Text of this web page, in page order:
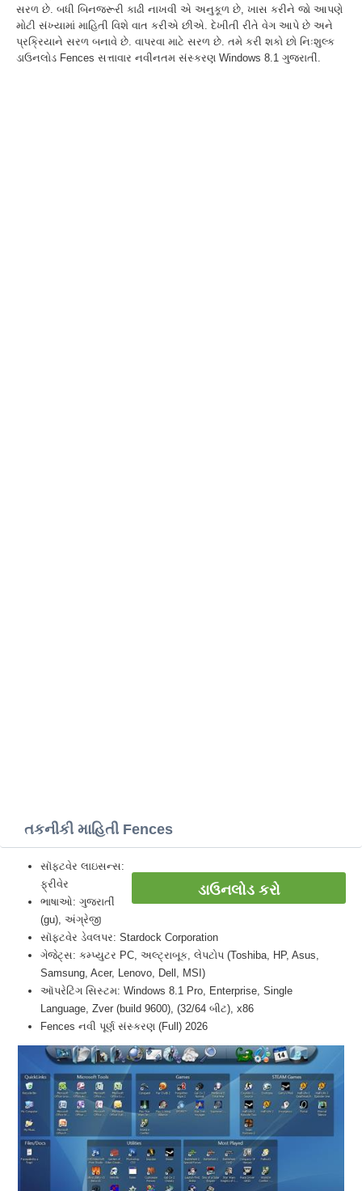
સરળ છે. બધી બિનજરૂરી કાઢી નાખવી એ અનુકૂળ છે, ખાસ કરીને જો આપણે
મોટી સંખ્યામાં માહિતી વિશે વાત કરીએ છીએ. દેખીતી રીતે વેગ આપે છે અને
પ્રક્રિયાને સરળ બનાવે છે. વાપરવા માટે સરળ છે. તમે કરી શકો છો નિઃશુલ્ક
ડાઉનલોડ Fences સત્તાવાર નવીનતમ સંસ્કરણ Windows 8.1 ગુજરાતીં.
તકનીકી માહિતી Fences
ડાઉનલોડ કરો
સૉફ્ટવેર લાઇસન્સ:
ફ્રીવેર
ભાષાઓ: ગુજરાતીં
(gu), અંગ્રેજી
સૉફ્ટવેર ડેવલપર: Stardock Corporation
ગેજેટ્સ: કમ્પ્યુટર PC, અલ્ટ્રાબૂક, લેપટોપ (Toshiba, HP, Asus,
Samsung, Acer, Lenovo, Dell, MSI)
ઑપરેટિંગ સિસ્ટમ: Windows 8.1 Pro, Enterprise, Single
Language, Zver (build 9600), (32/64 બીટ), x86
Fences નવી પૂર્ણ સંસ્કરણ (Full) 2026